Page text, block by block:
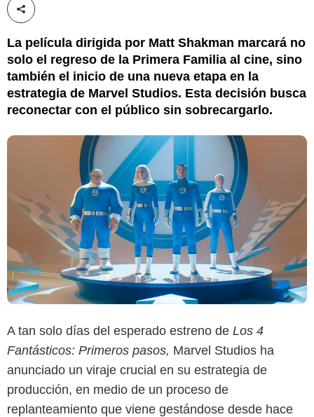
Compartir esta noticia
La película dirigida por Matt Shakman marcará no
solo el regreso de la Primera Familia al cine, sino
también el inicio de una nueva etapa en la
estrategia de Marvel Studios. Esta decisión busca
reconectar con el público sin sobrecargarlo.
A tan solo días del esperado estreno de Los 4
Fantásticos: Primeros pasos, Marvel Studios ha
anunciado un viraje crucial en su estrategia de
producción, en medio de un proceso de
replanteamiento que viene gestándose desde hace